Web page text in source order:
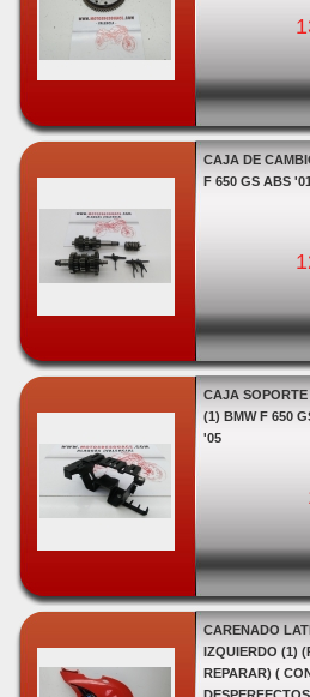
CAJA DE
F 650 GS ABS
CAJA SOPORTE
(1) BMW F 650
'05
CARENADO
IZQUIERDO (1)
REPARAR) (